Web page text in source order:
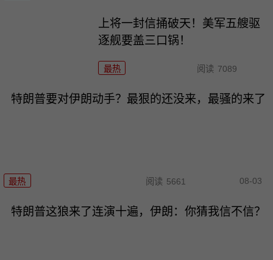
上将一封信捅破天！美军五艘驱
逐舰要盖三口锅！
最热 阅读 7089
特朗普要对伊朗动手？最狠的还没来，最骚的来了
最热 阅读 5661 08-03
特朗普这狼来了连演十遍，伊朗：你猜我信不信？